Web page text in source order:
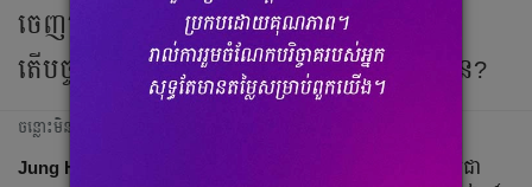
ចេញមុខផ្លូវការជាមួយ K-Pop ៩ឆ្នាំមកនេះ
តើបច្ចុប្បន្ន J-Hope រស់លើគំនរទ្រព្យសរុបប៉ុន្មាន?
ចន្លោះមិនឃើញ
Jung Hoseok
បានចេញមុខលើវិថីសិល្បៈផ្លូវការនាម​ជា